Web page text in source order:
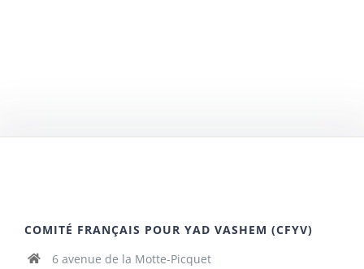
COMITÉ FRANÇAIS POUR YAD VASHEM (CFYV)
6 avenue de la Motte-Picquet